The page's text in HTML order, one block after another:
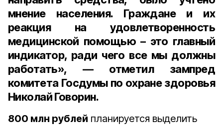
мнение населения. Граждане и их
реакция на удовлетворенность
медицинской помощью – это главный
индикатор, ради чего все мы должны
работать», — отметил зампред
комитета Госдумы по охране здоровья
Николай Говорин.
800 млн рублей планируется выделить